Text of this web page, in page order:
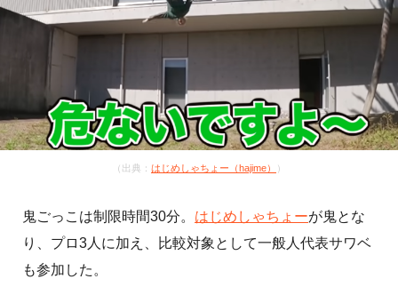
（出典： はじめしゃちょー（hajime） ）
鬼ごっこは制限時間30分。 はじめしゃちょーが鬼とな
り、プロ3人に加え、比較対象として一般人代表サワベ
も参加した。